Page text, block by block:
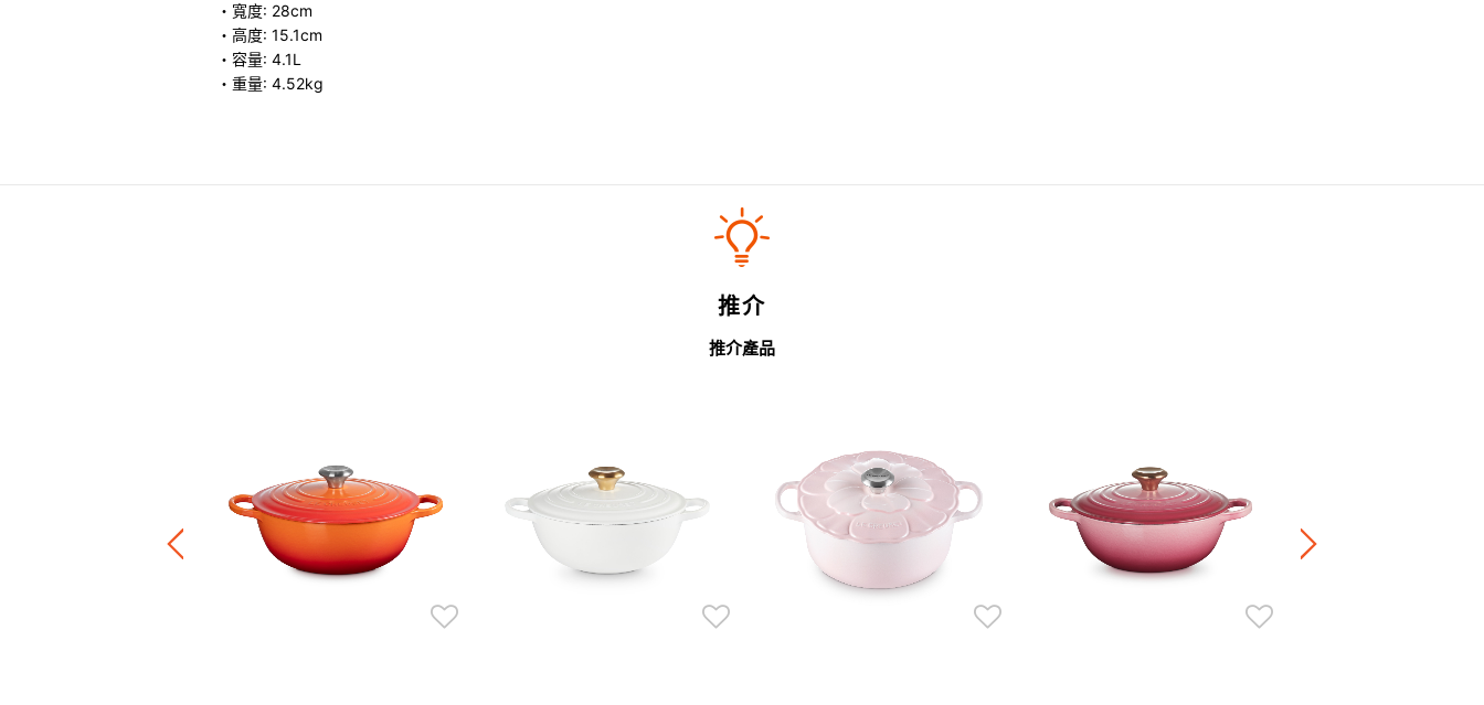
・寬度: 28cm
・高度: 15.1cm
・容量: 4.1L
・重量: 4.52kg
推介
推介產品